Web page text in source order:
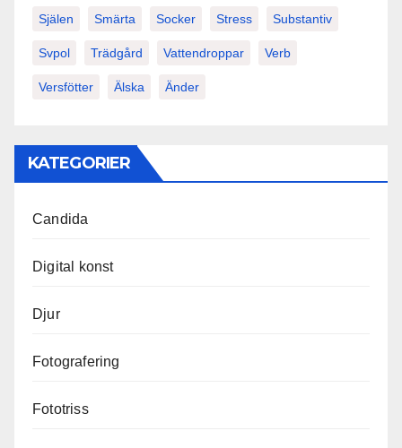
Själen Smärta Socker Stress Substantiv
Svpol Trädgård Vattendroppar Verb
Versfötter Älska Änder
KATEGORIER
Candida
Digital konst
Djur
Fotografering
Fototriss